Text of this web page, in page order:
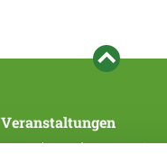
Veranstaltungen
Veranstaltungen des Hauptvereins